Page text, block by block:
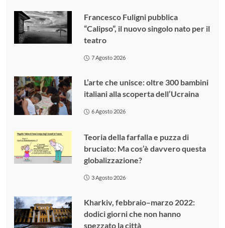
Francesco Fuligni pubblica
“Calipso”, il nuovo singolo nato per il
teatro
7 Agosto 2026
L’arte che unisce: oltre 300 bambini
italiani alla scoperta dell’Ucraina
6 Agosto 2026
Teoria della farfalla e puzza di
bruciato: Ma cos’è davvero questa
globalizzazione?
3 Agosto 2026
Kharkiv, febbraio–marzo 2022:
dodici giorni che non hanno
spezzato la città